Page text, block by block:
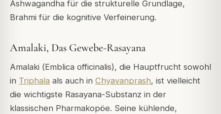
Ashwagandha für die strukturelle Grundlage,
Brahmi für die kognitive Verfeinerung.
Amalaki, Das Gewebe-Rasayana
Amalaki (Emblica officinalis), die Hauptfrucht sowohl
in Triphala als auch in Chyavanprash, ist vielleicht
die wichtigste Rasayana-Substanz in der
klassischen Pharmakopöe. Seine kühlende,